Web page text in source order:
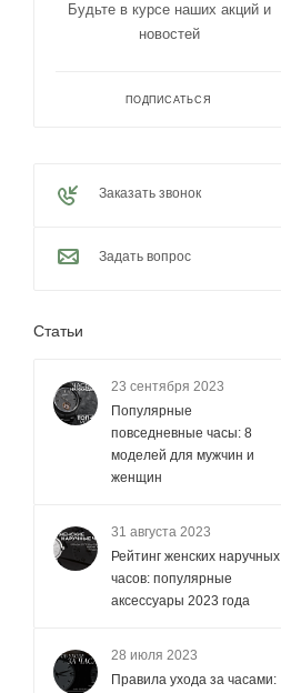
Будьте в курсе наших акций и
новостей
ПОДПИСАТЬСЯ
Заказать звонок
Задать вопрос
Статьи
23 сентября 2023
Популярные
повседневные часы: 8
моделей для мужчин и
женщин
31 августа 2023
Рейтинг женских наручных
часов: популярные
аксессуары 2023 года
28 июля 2023
Правила ухода за часами: